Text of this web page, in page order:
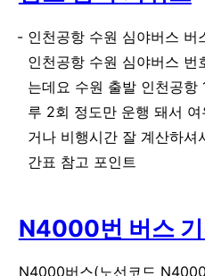
인천공항 수원 심야버스
인천공항 수원 심야버스
는데요 수원 출발 인천공항
루 2회 정도만 운행 돼서
거나 비행시간 잘 계산하
간표 참고 포인트
N4000번 버스
N4000버스(노선코드